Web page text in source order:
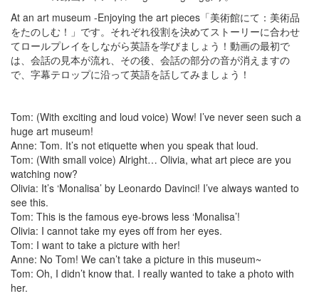
At an art museum -Enjoying the art pieces「美術館にて：美術品
をたのしむ！」です。それぞれ役割を決めてストーリーに合わせ
てロールプレイをしながら英語を学びましょう！動画の最初で
は、会話の見本が流れ、その後、会話の部分の音が消えますの
で、字幕テロップに沿って英語を話してみましょう！
Tom: (With exciting and loud voice) Wow! I’ve never seen such a
huge art museum!
Anne: Tom. It’s not etiquette when you speak that loud.
Tom: (With small voice) Alright… Olivia, what art piece are you
watching now?
Olivia: It’s ‘Monalisa’ by Leonardo Davinci! I’ve always wanted to
see this.
Tom: This is the famous eye-brows less ‘Monalisa’!
Olivia: I cannot take my eyes off from her eyes.
Tom: I want to take a picture with her!
Anne: No Tom! We can’t take a picture in this museum~
Tom: Oh, I didn’t know that. I really wanted to take a photo with
her.